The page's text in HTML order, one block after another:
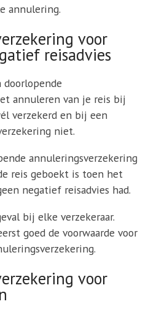
annulering.
voor
reisadvies
annuleren van je reis bij
verzekerd en bij een
niet.
annuleringsverzekering
reis geboekt is toen het
negatief reisadvies had.
bij elke verzekeraar.
goed de voorwaarde voor
voor